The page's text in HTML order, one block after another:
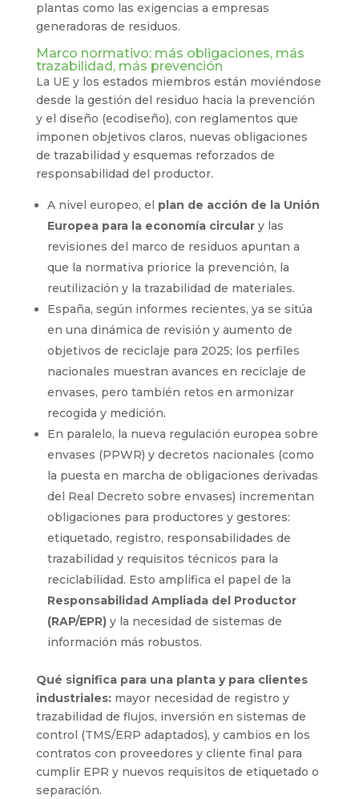
plantas como las exigencias a empresas
generadoras de residuos.
Marco normativo: más obligaciones, más
trazabilidad, más prevención
La UE y los estados miembros están moviéndose
desde la gestión del residuo hacia la prevención
y el diseño (ecodiseño), con reglamentos que
imponen objetivos claros, nuevas obligaciones
de trazabilidad y esquemas reforzados de
responsabilidad del productor.
A nivel europeo, el plan de acción de la Unión
Europea para la economía circulary las
revisiones del marco de residuos apuntan a
que la normativa priorice la prevención, la
reutilización y la trazabilidad de materiales.
España, según informes recientes, ya se sitúa
en una dinámica de revisión y aumento de
objetivos de reciclaje para 2025; los perfiles
nacionales muestran avances en reciclaje de
envases, pero también retos en armonizar
recogida y medición.
En paralelo, la nueva regulación europea sobre
envases (PPWR) y decretos nacionales (como
la puesta en marcha de obligaciones derivadas
del Real Decreto sobre envases) incrementan
obligaciones para productores y gestores:
etiquetado, registro, responsabilidades de
trazabilidad y requisitos técnicos para la
reciclabilidad. Esto amplifica el papel de la
Responsabilidad Ampliada del Productor
(RAP/EPR)y la necesidad de sistemas de
información más robustos.
Qué significa para una planta y para clientes
industriales:mayor necesidad de registro y
trazabilidad de flujos, inversión en sistemas de
control (TMS/ERP adaptados), y cambios en los
contratos con proveedores y cliente final para
cumplir EPR y nuevos requisitos de etiquetado o
separación.